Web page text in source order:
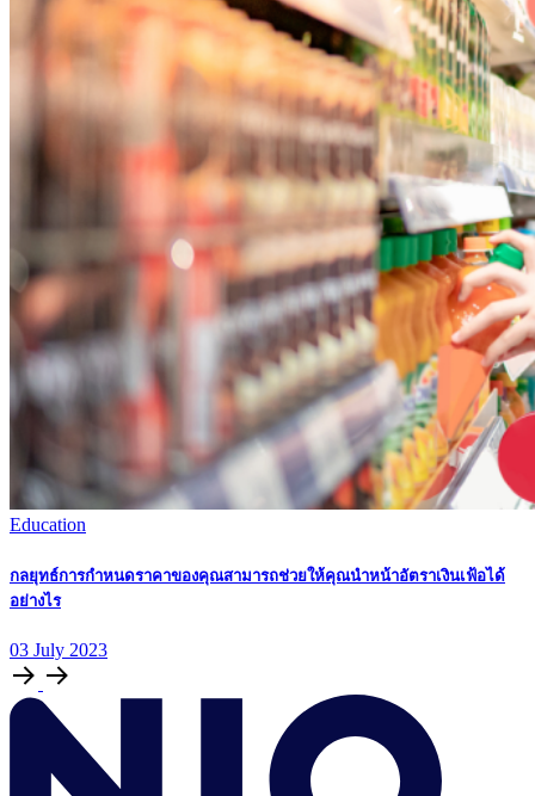
Education
กลยุทธ์การกําหนดราคาของคุณสามารถช่วยให้คุณนําหน้าอัตราเงินเฟ้อได้
อย่างไร
03 July 2023